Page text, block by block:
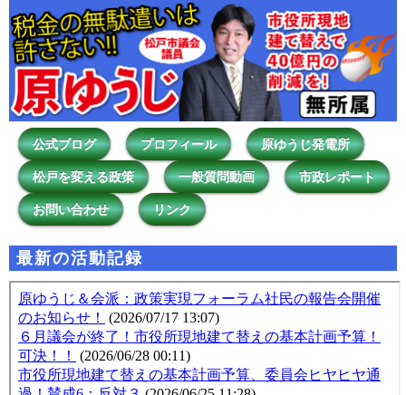
公式ブログ プロフィール 原ゆうじ発電所
松戸を変える政策 一般質問動画 市政レポート
お問い合わせ リンク
最新の活動記録